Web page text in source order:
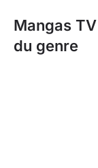
Mangas
du genre